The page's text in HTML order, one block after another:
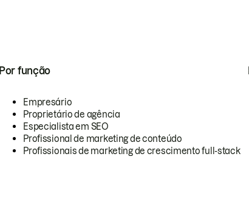
Por função
Empresário
Proprietário de agência
Especialista em SEO
Profissional de marketing de conteúdo
Profissionais de marketing de crescimento full-stack